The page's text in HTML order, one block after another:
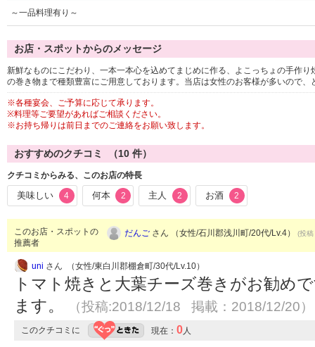
～一品料理有り～
お店・スポットからのメッセージ
新鮮なものにこだわり、一本一本心を込めてまじめに作る、よこっちょの手作
の巻き物まで種類豊富にご用意しております。当店は女性のお客様が多いので
※各種宴会、ご予算に応じて承ります。
※料理等ご要望があればご相談ください。
※お持ち帰りは前日までのご連絡をお願い致します。
おすすめのクチコミ （10 件）
クチコミからみる、このお店の特長
美味しい 4 何本 2 主人 2 お酒 2
このお店・スポットの
推薦者
だんご さん （女性/石川郡浅川町/20代/Lv.4） (投
uni さん （女性/東白川郡棚倉町/30代/Lv.10）
トマト焼きと大葉チーズ巻きがお勧め
ます。
（投稿:2018/12/18 掲載：2018/12/20）
このクチコミに 現在： 0 人